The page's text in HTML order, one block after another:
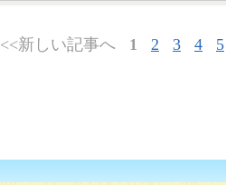
<<新しい記事へ 1 2 3 4 5